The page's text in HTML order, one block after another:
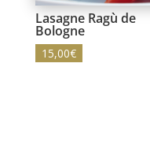
Lasagne Ragù de
Bologne
15,00€